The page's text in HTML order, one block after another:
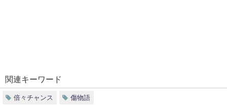
関連キーワード
倍々チャンス 傷物語